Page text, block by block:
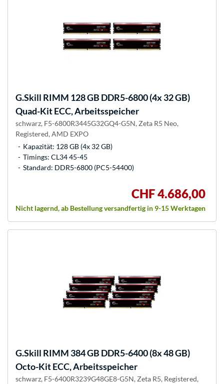
G.Skill RIMM 128 GB DDR5-6800 (4x 32 GB)
Quad-Kit ECC, Arbeitsspeicher
schwarz, F5-6800R3445G32GQ4-G5N, Zeta R5 Neo,
Registered, AMD EXPO
Kapazität: 128 GB (4x 32 GB)
Timings: CL34 45-45
Standard: DDR5-6800 (PC5-54400)
CHF 4.686,00
Nicht lagernd, ab Bestellung versandfertig in 9-15 Werktagen
G.Skill RIMM 384 GB DDR5-6400 (8x 48 GB)
Octo-Kit ECC, Arbeitsspeicher
schwarz, F5-6400R3239G48GE8-G5N, Zeta R5, Registered,